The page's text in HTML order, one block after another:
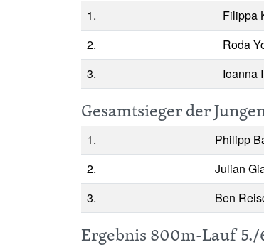
1.
Filippa
2.
Roda
3.
Ioanna
Gesamtsieger der
1.
Philipp
2.
Julian
3.
Ben
Ergebnis 800m-Lauf 5./